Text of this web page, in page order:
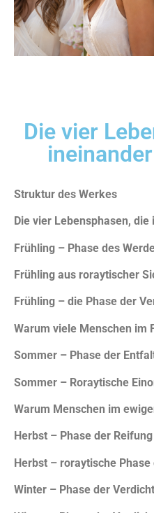
Die vier
Struktur des Werkes
Die vier Lebensphasen,
Frühling – Phase des
Frühling aus roraytischer
Frühling – die Phase der
Warum viele Menschen im
Sommer – Phase der
Sommer – Roraytische
Warum Menschen im
Herbst – Phase der Reifung
Herbst – roraytische
Winter – Phase der